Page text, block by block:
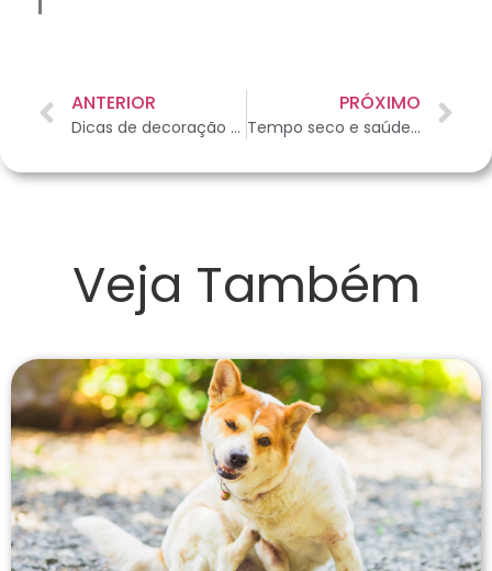
ANTERIOR
Dicas de decoração para uma casa com pets
PRÓXIMO
Tempo seco e saúde dos pets: dicas de cuidados
Veja Também